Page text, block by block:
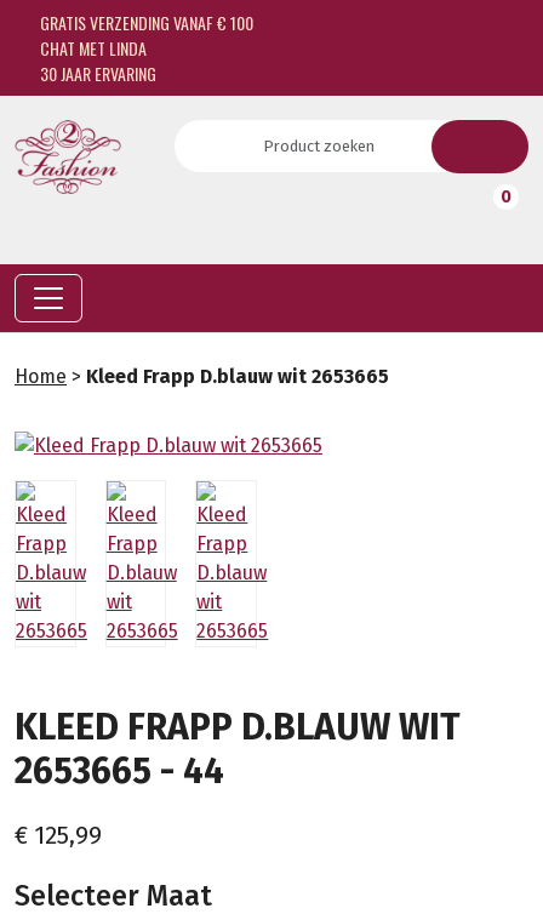
GRATIS VERZENDING VANAF € 100
CHAT MET LINDA
30 JAAR ERVARING
0
Home > Kleed Frapp D.blauw wit 2653665
KLEED FRAPP D.BLAUW WIT
2653665 - 44
€ 125,99
Selecteer Maat